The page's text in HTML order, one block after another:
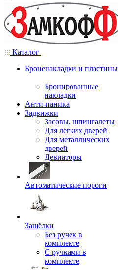
Каталог
Броненакладки и пластины
Бронированные
накладки
Анти-паника
Задвижки
Засовы, шпингалеты
Для легких дверей
Для металлических
дверей
Девиаторы
Автоматические пороги
Защёлки
Без ручек в
комплекте
С ручками в
комплекте